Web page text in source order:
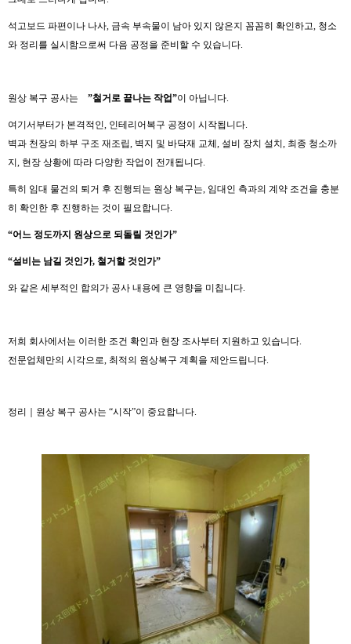
석고보드 파편이나 나사, 금속 부속물이 남아 있지 않은지 꼼꼼히 확인하고, 청소
와 정리를 실시함으로써 다음 공정을 준비할 수 있습니다.
원상 복구 공사는 ”철거로 끝나는 작업”이 아닙니다.
여기서부터가 본격적인, 인테리어복구 공정이 시작됩니다.
벽과 천장의 하부 구조 재조립, 벽지 및 바닥재 교체, 설비 장치 설치, 최종 청소까
지, 현장 상황에 따라 다양한 작업이 전개됩니다.
특히 임대 물건의 퇴거 후 진행되는 원상 복구는, 임대인 측과의 계약 조건을 충분
히 확인한 후 진행하는 것이 필요합니다.
“어느 정도까지 원상으로 되돌릴 것인가”
“설비는 남길 것인가, 철거할 것인가”
와 같은 세부적인 합의가 공사 내용에 큰 영향을 미칩니다.
저희 회사에서는 이러한 조건 확인과 현장 조사부터 지원하고 있습니다.
전문업체만의 시각으로, 최적의 원상복구 계획을 제안드립니다.
정리｜원상 복구 공사는 “시작”이 중요합니다.